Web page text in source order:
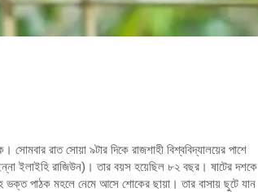
রাত সোয়া ৯টার দিকে রাজশাহী বিশ্ববিদ্যালয়ের পাশে
ইলাইহি রাজিউন)। তার বয়স হয়েছিল ৮২ বছর। ষাটের দশকে
ভক্ত পাঠক মহলে নেমে আসে শোকের ছায়া। তার বাসায় ছুটে যান